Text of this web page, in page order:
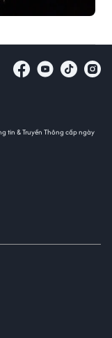
tin & Truyền Thông cấp ngày